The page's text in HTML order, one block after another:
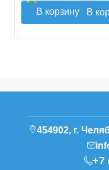
В
454902, г.
+7